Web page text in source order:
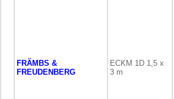
FRÄMBS &
FREUDENBERG
ECKM 1D 1,5 x
3 m